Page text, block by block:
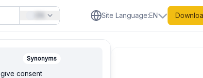
Site Language:EN
Synonyms
give consent